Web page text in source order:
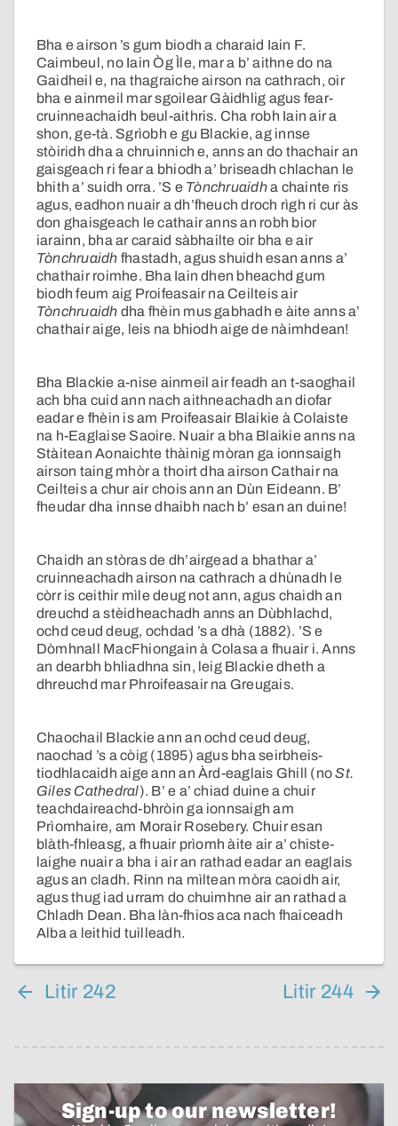
Bha e airson ’s gum biodh a charaid Iain F.
Caimbeul, no Iain Òg Ìle, mar a b’ aithne do na
Gaidheil e, na thagraiche airson na cathrach, oir
bha e ainmeil mar sgoilear Gàidhlig agus fear-
cruinneachaidh beul-aithris. Cha robh Iain air a
shon, ge-tà. Sgrìobh e gu Blackie, ag innse
stòiridh dha a chruinnich e, anns an do thachair an
gaisgeach ri fear a bhiodh a’ briseadh chlachan le
bhith a’ suidh orra. ’S e Tònchruaidha chainte ris
agus, eadhon nuair a dh’fheuch droch rìgh ri cur às
don ghaisgeach le cathair anns an robh bior
iarainn, bha ar caraid sàbhailte oir bha e air
Tònchruaidh fhastadh, agus shuidh esan anns a’
chathair roimhe. Bha Iain dhen bheachd gum
biodh feum aig Proifeasair na Ceilteis air
Tònchruaidh dha fhèin mus gabhadh e àite anns a’
chathair aige, leis na bhiodh aige de nàimhdean!
Bha Blackie a-nise ainmeil air feadh an t-saoghail
ach bha cuid ann nach aithneachadh an diofar
eadar e fhèin is am Proifeasair Blaikie à Colaiste
na h-Eaglaise Saoire. Nuair a bha Blaikie anns na
Stàitean Aonaichte thàinig mòran ga ionnsaigh
airson taing mhòr a thoirt dha airson Cathair na
Ceilteis a chur air chois ann an Dùn Eideann. B’
fheudar dha innse dhaibh nach b’ esan an duine!
Chaidh an stòras de dh’airgead a bhathar a’
cruinneachadh airson na cathrach a dhùnadh le
còrr is ceithir mìle deug not ann, agus chaidh an
dreuchd a stèidheachadh anns an Dùbhlachd,
ochd ceud deug, ochdad ’s a dhà (1882). ’S e
Dòmhnall MacFhiongain à Colasa a fhuair i. Anns
an dearbh bhliadhna sin, leig Blackie dheth a
dhreuchd mar Phroifeasair na Greugais.
Chaochail Blackie ann an ochd ceud deug,
naochad ’s a còig (1895) agus bha seirbheis-
tiodhlacaidh aige ann an Àrd-eaglais Ghill (noSt.
Giles Cathedral). B’ e a’ chiad duine a chuir
teachdaireachd-bhròin ga ionnsaigh am
Prìomhaire, am Morair Rosebery. Chuir esan
blàth-fhleasg, a fhuair prìomh àite air a’ chiste-
laighe nuair a bha i air an rathad eadar an eaglais
agus an cladh. Rinn na mìltean mòra caoidh air,
agus thug iad urram do chuimhne air an rathad a
Chladh Dean. Bha làn-fhios aca nach fhaiceadh
Alba a leithid tuilleadh.
Litir 242 Litir 244
Sign-up to our newsletter!